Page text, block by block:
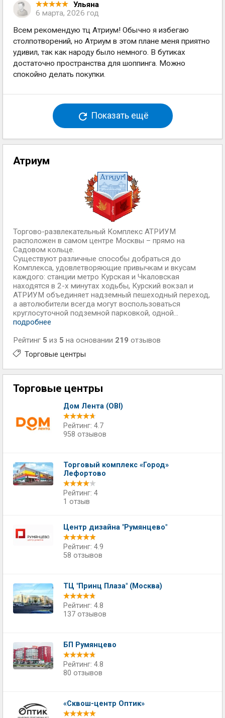
Ульяна
6 марта, 2026 год
Всем рекомендую тц Атриум! Обычно я избегаю
столпотворений, но Атриум в этом плане меня приятно
удивил, так как народу было немного. В бутиках
достаточно пространства для шоппинга. Можно
спокойно делать покупки.
Показать ещё
Атриум
Торгово-развлекательный Комплекс АТРИУМ
расположен в самом центре Москвы – прямо на
Садовом кольце.
Существуют различные способы добраться до
Комплекса, удовлетворяющие привычкам и вкусам
каждого: станции метро Курская и Чкаловская
находятся в 2-х минутах ходьбы, Курский вокзал и
АТРИУМ объединяет надземный пешеходный переход,
а автолюбители всегда могут воспользоваться
круглосуточной подземной парковкой, одной...
подробнее
Рейтинг 5 из 5 на основании 219 отзывов
Торговые центры
Торговые центры
Дом Лента (OBI)
Рейтинг: 4.7
958 отзывов
Торговый комплекс «Город»
Лефортово
Рейтинг: 4
1 отзыв
Центр дизайна "Румянцево"
Рейтинг: 4.9
58 отзывов
ТЦ "Принц Плаза" (Москва)
Рейтинг: 4.8
137 отзывов
БП Румянцево
Рейтинг: 4.8
80 отзывов
«Сквош-центр Оптик»